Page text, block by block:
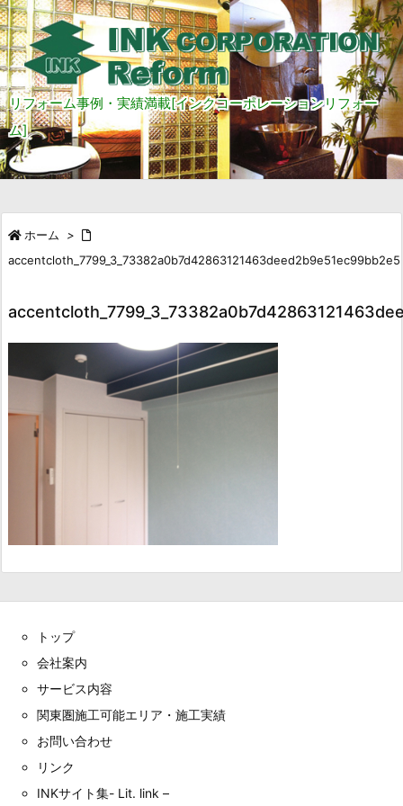
リフォーム事例・実績満載[インクコーポレーションリフォー
ム]
ホーム
>
accentcloth_7799_3_73382a0b7d42863121463deed2b9e51ec99bb2e5
トップ
会社案内
サービス内容
関東圏施工可能エリア・施工実績
お問い合わせ
リンク
INKサイト集- Lit. link –